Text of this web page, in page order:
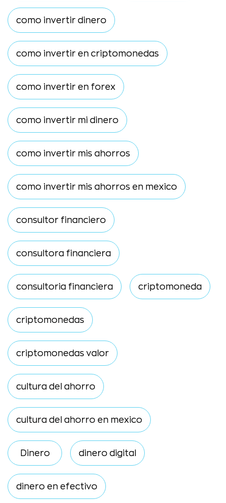
como invertir dinero
como invertir en criptomonedas
como invertir en forex
como invertir mi dinero
como invertir mis ahorros
como invertir mis ahorros en mexico
consultor financiero
consultora financiera
consultoria financiera criptomoneda
criptomonedas
criptomonedas valor
cultura del ahorro
cultura del ahorro en mexico
Dinero dinero digital
dinero en efectivo